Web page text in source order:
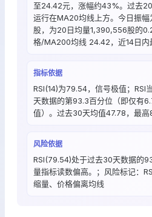
至24.42元，涨幅约43%。过去
运行在MA20均线上方。今日振
股，为20日均量1,390,556股的
格/MA200均线 24.42，近14日内
指标依据
RSI(14)为79.54，信号极值；RSI
天数据的第93.3百分位（即仅有
值）。过去30天均值47.78，最高
风险依据
RSI(79.54)处于过去30天数据的
量指标读数偏高。；风险标记：
缩量、价格偏离均线